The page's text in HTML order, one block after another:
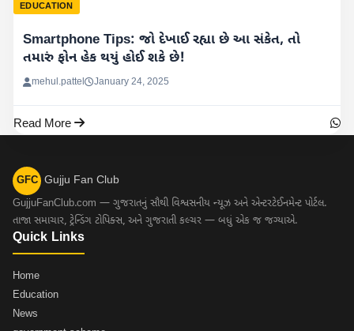
EDUCATION
Smartphone Tips: જો દેખાઈ રહ્યા છે આ સંકેત, તો
તમારું ફોન હેક થયું હોઈ શકે છે!
mehul.pattel January 24, 2025
Read More
GFC Gujju Fan Club
GujjuFanClub.com — ગુજરાતનું સૌથી વિશ્વસનીય ન્યૂઝ અને એન્ટરટેઈનમેન્ટ પોર્ટલ.
તાજા સમાચાર, ટ્રેન્ડિંગ ટોપિક્સ, અને ગુજરાતી કલ્ચર — બધું એક જ જગ્યાએ.
Quick Links
Home
Education
News